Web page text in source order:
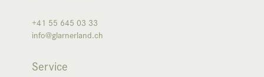
+41 55 645 03 33
info@glarnerland.ch
Service